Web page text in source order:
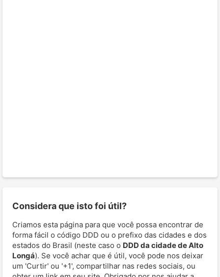
Considera que isto foi útil?
Criamos esta página para que você possa encontrar de
forma fácil o código DDD ou o prefixo das cidades e dos
estados do Brasil (neste caso o DDD da cidade de Alto
Longá). Se você achar que é útil, você pode nos deixar
um 'Curtir' ou '+1', compartilhar nas redes sociais, ou